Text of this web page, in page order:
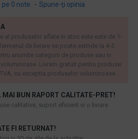
0 note. - Spune-ţi opinia
MAI BUN RAPORT CALITATE-PRET!
calitative, suport eficient si o livrare
FI RETURNAT!
al produselor aflate in stoc este este de 1-
de livrare se poate extinde la 4-5
anumite categorii de produse sau in
Livram gratuit pentru produse
cu exceptia produselor voluminoase.